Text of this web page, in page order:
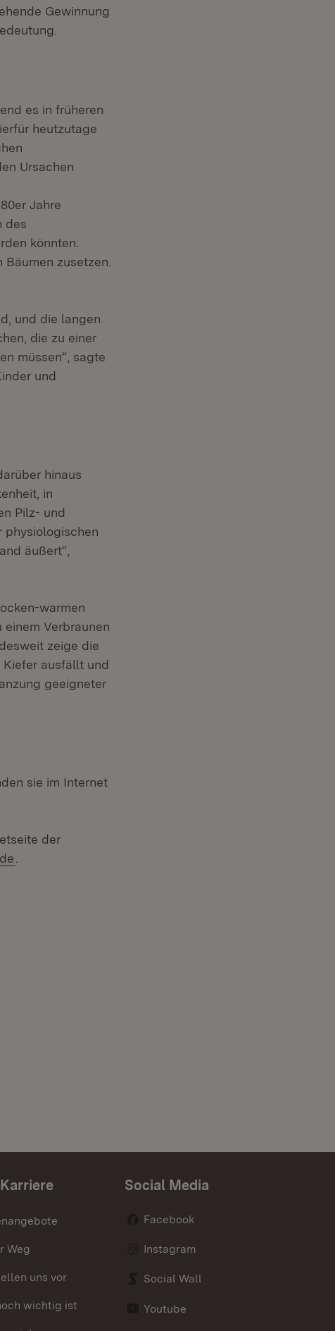
Gewinnung
es in früheren
heutzutage
Ursachen
Jahre
des
könnten.
zusetzen.
und die langen
die zu einer
müssen“, sagte
und
hinaus
in
Pilz- und
physiologischen
äußert“,
warmen
Verbraunen
zeige die
Kiefer ausfällt und
geeigneter
sie im Internet
der
Weg
uns vor
wichtig ist
Social Media
Facebook
Instagram
Social Wall
Youtube